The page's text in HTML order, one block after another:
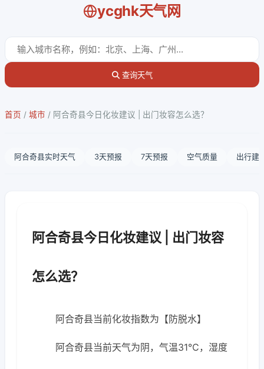
ycghk天气网
查询天气
首页 / 城市 / 阿合奇县今日化妆建议 | 出门妆容怎么选？
阿合奇县实时天气 3天预报 7天预报 空气质量 出行建
阿合奇县今日化妆建议 | 出门妆容
怎么选？
阿合奇县当前化妆指数为【防脱水】
阿合奇县当前天气为阴，气温31℃，湿度